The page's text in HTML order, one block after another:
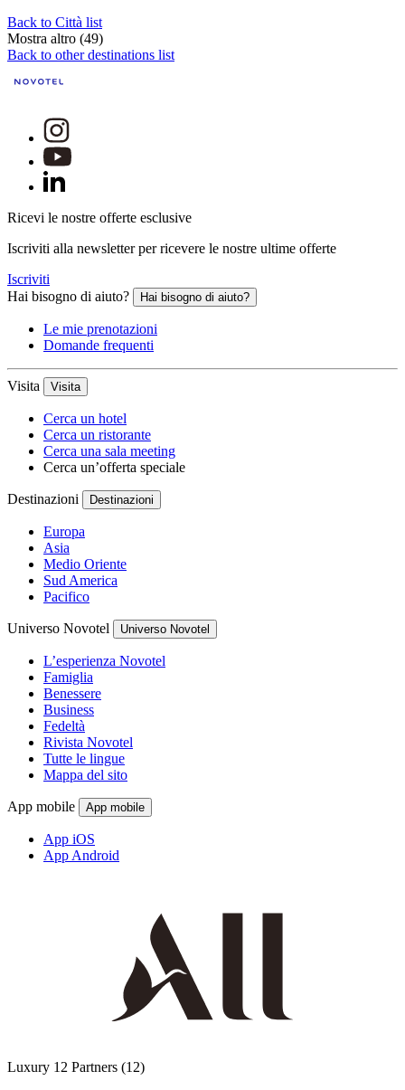
Back to Città list
Mostra altro (49)
Back to other destinations list
Ricevi le nostre offerte esclusive
Iscriviti alla newsletter per ricevere le nostre ultime offerte
Iscriviti
Hai bisogno di aiuto?
Hai bisogno di aiuto?
Le mie prenotazioni
Domande frequenti
Visita Visita
Cerca un hotel
Cerca un ristorante
Cerca una sala meeting
Cerca un’offerta speciale
Destinazioni Destinazioni
Europa
Asia
Medio Oriente
Sud America
Pacifico
Universo Novotel Universo Novotel
L’esperienza Novotel
Famiglia
Benessere
Business
Fedeltà
Rivista Novotel
Tutte le lingue
Mappa del sito
App mobile App mobile
App iOS
App Android
Luxury 12 Partners (12)